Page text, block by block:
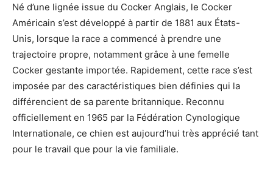
Né d’une lignée issue du Cocker Anglais, le Cocker
Américain s’est développé à partir de 1881 aux États-
Unis, lorsque la race a commencé à prendre une
trajectoire propre, notamment grâce à une femelle
Cocker gestante importée. Rapidement, cette race s’est
imposée par des caractéristiques bien définies qui la
différencient de sa parente britannique. Reconnu
officiellement en 1965 par la Fédération Cynologique
Internationale, ce chien est aujourd’hui très apprécié tant
pour le travail que pour la vie familiale.